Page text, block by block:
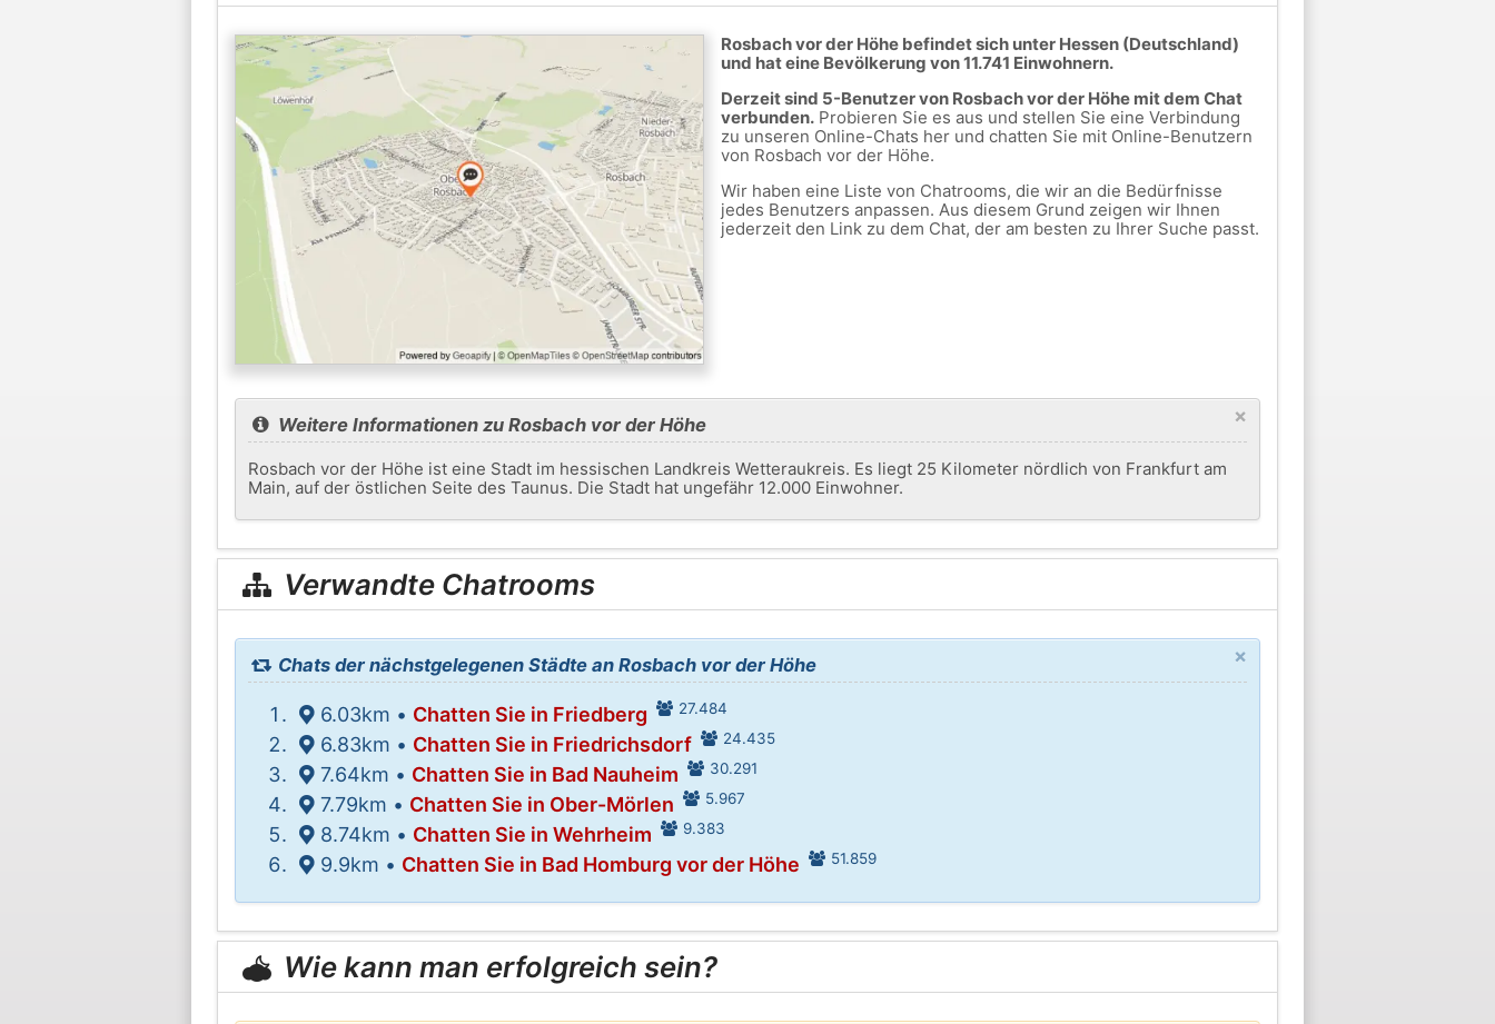
Rosbach vor der Höhe befindet sich unter Hessen (Deutschland)
und hat eine Bevölkerung von 11.741 Einwohnern.
Derzeit sind 5-Benutzer von Rosbach vor der Höhe mit dem Chat
verbunden.Probieren Sie es aus und stellen Sie eine Verbindung
zu unseren Online-Chats her und chatten Sie mit Online-Benutzern
von Rosbach vor der Höhe.
Wir haben eine Liste von Chatrooms, die wir an die Bedürfnisse
jedes Benutzers anpassen. Aus diesem Grund zeigen wir Ihnen
jederzeit den Link zu dem Chat, der am besten zu Ihrer Suche passt.
×
Weitere Informationen zu Rosbach vor der Höhe
Rosbach vor der Höhe ist eine Stadt im hessischen Landkreis Wetteraukreis. Es liegt 25 Kilometer nördlich von Frankfurt am
Main, auf der östlichen Seite des Taunus. Die Stadt hat ungefähr 12.000 Einwohner.
Verwandte Chatrooms
×
Chats der nächstgelegenen Städte an Rosbach vor der Höhe
6.03km • Chatten Sie in Friedberg 27.484
6.83km • Chatten Sie in Friedrichsdorf 24.435
7.64km • Chatten Sie in Bad Nauheim 30.291
7.79km • Chatten Sie in Ober-Mörlen 5.967
8.74km • Chatten Sie in Wehrheim 9.383
9.9km • Chatten Sie in Bad Homburg vor der Höhe 51.859
Wie kann man erfolgreich sein?